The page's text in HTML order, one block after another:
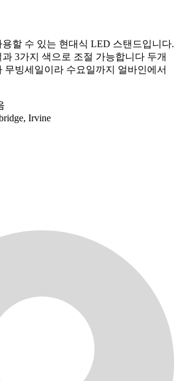
할 수 있는 현대식 LED 스탠드입니다.
3가지 색으로 조절 가능합니다 두개
무빙세일이라 수요일까지 얼바인에서
Irvine